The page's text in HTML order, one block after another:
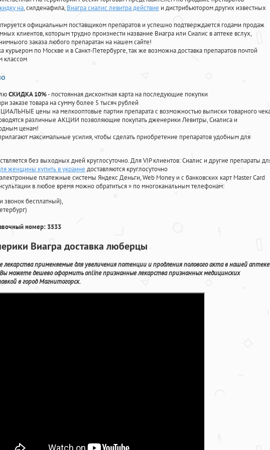
на, силденафила, Виагра сиалис левитра действие и дистрибьютором других известных
официальным поставщиком препаратов и успешно подтверждается годами продаж
клиентов, которым трудно произнести название Виагра или Сиалис в аптеке вслух,
заказа любого препаратан на нашем сайте!
курьером по Москве и в Санкт-Петербурге, так же возможна доставка препаратов почтой
классом
СКИДКА 10%- постоянная дисконтная карта на последующие покупки
заказе товара на сумму более 5 тысяч рублей
цены на мелкооптовые партии препарата с возможностью выписки товарного
различные АКЦИИ позволяющие покупать дженерики Левитры, Сиалиса и
ценам!
максимальные усилия, чтобы сделать приобретение препаратов удобным для
без выходных дней круглосуточно. Для VIP клиентов: Сиалис и другие препараты
женщины купить в украине доставляются круглосуточно
платежные системы Яндекс Деньги, Web Money и с банковских карт Master Card
в любое время можно обратиться» по многоканальным телефонам:
звонок бесплатный),
номер: 3533
Виагра доставка люберцы
применяемые для увеличения потенции и продления полового акта в нашей аптеке
можете дешево оформить online признанные лекарства признанных медицинских
в город Магнитогорск.